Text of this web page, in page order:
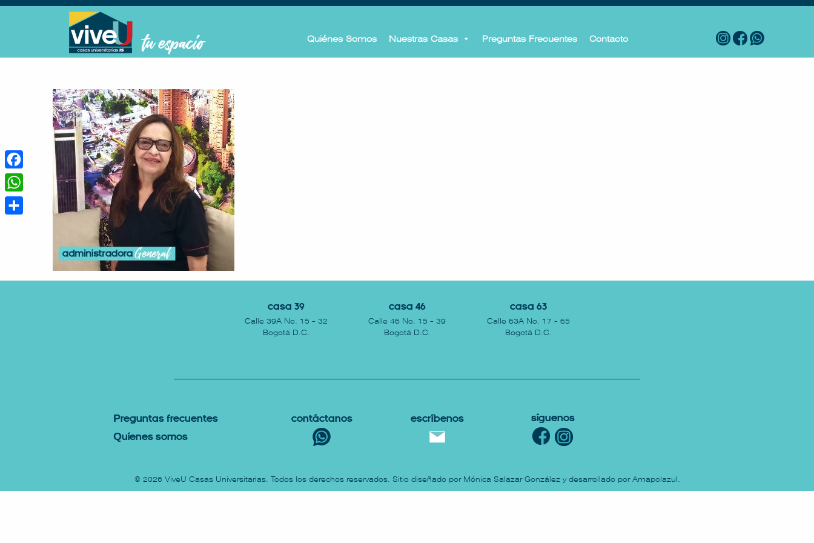
Quiénes Somos Nuestras Casas Preguntas Frecuentes Contacto
Casa 39
Calle 39A No. 15 - 32
Bogotá D.C.
Casa 46
Calle 46 No. 15 - 39
Bogotá D.C.
Casa 63
Calle 63A No. 17 - 65
Bogotá D.C.
Preguntas Frecuentes
Quíenes somos
Contáctanos escríbenos Síguenos
© 2026 ViveU Casas Universitarias. Todos los derechos reservados. Sitio diseñado por Mónica Salazar González y desarrollado por Amapolazul .
Facebook
WhatsApp